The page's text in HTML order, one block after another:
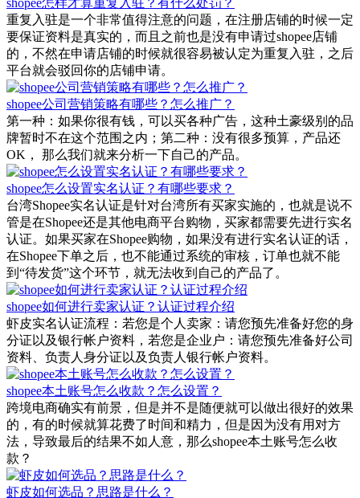
重复入驻是一个非常值得注意的问题，在注册店铺的时候一定
要保证资料是真实的，而且之前也是没有申请过shopee店铺
的，不然在申请店铺的时候就很容易被认定为重复入驻，之后
平台就会驳回你的店铺申请。
shopee公司营销策略有哪些？怎么推广？
第一种：如果你很有钱，可以买各种广告，这种土豪级别的品
牌暂时不在这个范围之内；第二种：没有很多预算，产品还
OK， 那么我们就来分析一下自己的产品。
shopee怎么设置实名认证？有哪些要求？
台湾Shopee实名认证是针对台湾所有买家实施的，也就是说不
管是在Shopee还是其他电商平台购物，买家都需要先进行实名
认证。如果买家在Shopee购物，如果没有进行实名认证的话，
在Shopee下单之后，也不能通过系统的审核，订单也就不能
到“待发货”这个环节，就无法收到自己的产品了。
shopee如何进行卖家认证？认证过程介绍
虾皮实名认证流程：若您是个人卖家：请您预先准备好您的身
分证以及银行帐户资料，若您是企业户：请您预先准备好公司
资料、负责人身分证以及负责人银行帐户资料。
shopee本土账号怎么收款？怎么设置？
跨境电商确实有前景，但是并不是随便就可以做出很好的效果
的，有的时候就算花费了时间和精力，但是因为没有用对方
法，导致最后的结果不如人意，那么shopee本土账号怎么收
款？
虾皮如何选品？思路是什么？
那么shopee选品应该如何进行呢，我们先来看看什么是小类